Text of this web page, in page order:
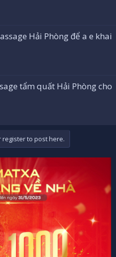
Hải Phòng để a e khai
tẩm quất Hải Phòng cho
register to post here.